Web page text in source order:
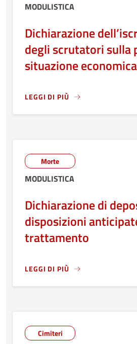
MODULISTICA
Dichiarazione
degli scrutatori sulla
situazione economica
LEGGI DI PIÙ
LEGGI ANCORA RIGUARDO A:
Morte
MODULISTICA
Dichiarazione di
disposizioni
trattamento
LEGGI DI PIÙ
LEGGI ANCORA RIGUARDO A:
Cimiteri